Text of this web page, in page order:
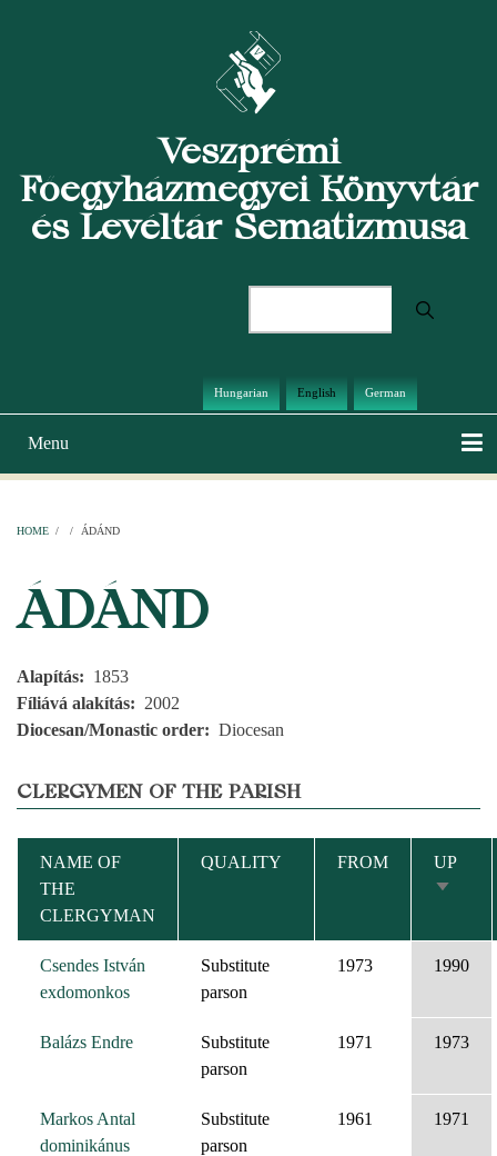
Veszprémi
Főegyházmegyei Könyvtár
és Levéltár Sematizmusa
Hungarian English German
Main
navigation
Menu
HOME / / ÁDÁND
ÁDÁND
Alapítás
1853
Fíliává alakítás
2002
Diocesan/Monastic order
Diocesan
CLERGYMEN OF THE PARISH
NAME OF
THE
CLERGYMAN
QUALITY FROM
UP
SORT
Csendes István
exdomonkos
Substitute
parson
1973 1990
Balázs Endre
Substitute
parson
1971 1973
Markos Antal
dominikánus
Substitute
parson
1961 1971